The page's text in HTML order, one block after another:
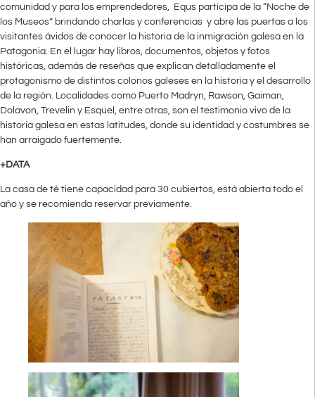
comunidad y para los emprendedores, Equs participa de la “Noche de
los Museos” brindando charlas y conferencias y abre las puertas a los
visitantes ávidos de conocer la historia de la inmigración galesa en la
Patagonia. En el lugar hay libros, documentos, objetos y fotos
históricas, además de reseñas que explican detalladamente el
protagonismo de distintos colonos galeses en la historia y el desarrollo
de la región. Localidades como Puerto Madryn, Rawson, Gaiman,
Dolavon, Trevelin y Esquel, entre otras, son el testimonio vivo de la
historia galesa en estas latitudes, donde su identidad y costumbres se
han arraigado fuertemente.
+DATA
La casa de té tiene capacidad para 30 cubiertos, está abierta todo el
año y se recomienda reservar previamente.